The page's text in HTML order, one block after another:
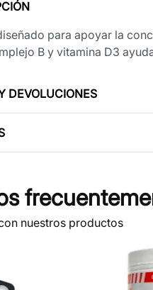
para apoyar la
B y vitamina D3
DEVOLUCIONES
nuestros productos